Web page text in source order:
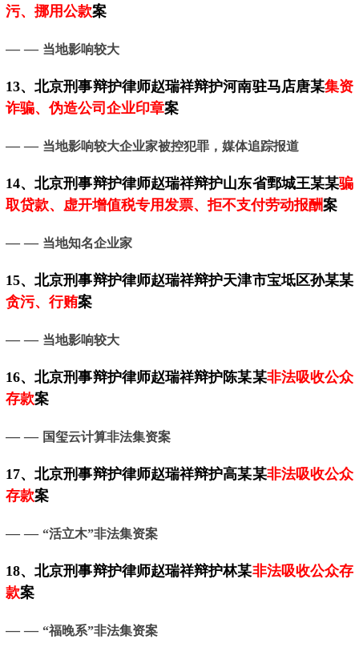
污、挪用公款案
— — 当地影响较大
13、北京刑事辩护律师赵瑞祥辩护河南驻马店唐某集资
诈骗、伪造公司企业印章案
— — 当地影响较大企业家被控犯罪，媒体追踪报道
14、北京刑事辩护律师赵瑞祥辩护山东省鄄城王某某骗
取贷款、虚开增值税专用发票、拒不支付劳动报酬案
— — 当地知名企业家
15、北京刑事辩护律师赵瑞祥辩护天津市宝坻区孙某某
贪污、行贿案
— — 当地影响较大
16、北京刑事辩护律师赵瑞祥辩护陈某某非法吸收公众
存款案
— — 国玺云计算非法集资案
17、北京刑事辩护律师赵瑞祥辩护高某某非法吸收公众
存款案
— — “活立木”非法集资案
18、北京刑事辩护律师赵瑞祥辩护林某非法吸收公众存
款案
— — “福晚系”非法集资案